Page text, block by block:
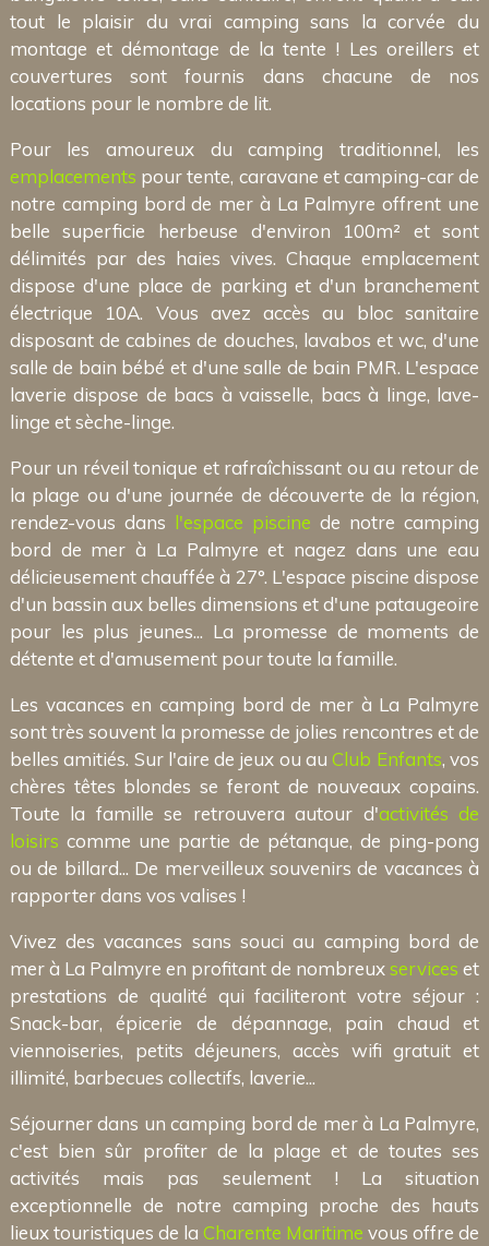
tout le plaisir du vrai camping sans la corvée du
montage et démontage de la tente ! Les oreillers et
couvertures sont fournis dans chacune de nos
locations pour le nombre de lit.
Pour les amoureux du camping traditionnel, les
emplacements pour tente, caravane et camping-car de
notre camping bord de mer à La Palmyre offrent une
belle superficie herbeuse d'environ 100m² et sont
délimités par des haies vives. Chaque emplacement
dispose d'une place de parking et d'un branchement
électrique 10A. Vous avez accès au bloc sanitaire
disposant de cabines de douches, lavabos et wc, d'une
salle de bain bébé et d'une salle de bain PMR. L'espace
laverie dispose de bacs à vaisselle, bacs à linge, lave-
linge et sèche-linge.
Pour un réveil tonique et rafraîchissant ou au retour de
la plage ou d'une journée de découverte de la région,
rendez-vous dans l'espace piscine de notre camping
bord de mer à La Palmyre et nagez dans une eau
délicieusement chauffée à 27°. L'espace piscine dispose
d'un bassin aux belles dimensions et d'une pataugeoire
pour les plus jeunes... La promesse de moments de
détente et d'amusement pour toute la famille.
Les vacances en camping bord de mer à La Palmyre
sont très souvent la promesse de jolies rencontres et de
belles amitiés. Sur l'aire de jeux ou auClub Enfants, vos
chères têtes blondes se feront de nouveaux copains.
Toute la famille se retrouvera autour d'activités de
loisirs comme une partie de pétanque, de ping-pong
ou de billard... De merveilleux souvenirs de vacances à
rapporter dans vos valises !
Vivez des vacances sans souci au camping bord de
mer à La Palmyre en profitant de nombreuxservices et
prestations de qualité qui faciliteront votre séjour :
Snack-bar, épicerie de dépannage, pain chaud et
viennoiseries, petits déjeuners, accès wifi gratuit et
illimité, barbecues collectifs, laverie...
Séjourner dans un camping bord de mer à La Palmyre,
c'est bien sûr profiter de la plage et de toutes ses
activités mais pas seulement ! La situation
exceptionnelle de notre camping proche des hauts
lieux touristiques de la Charente Maritime vous offre de